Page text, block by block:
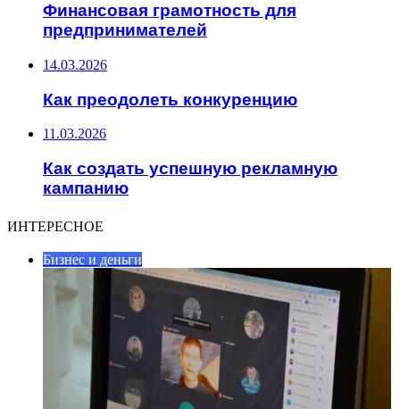
Финансовая грамотность для
предпринимателей
14.03.2026
Как преодолеть конкуренцию
11.03.2026
Как создать успешную рекламную
кампанию
ИНТЕРЕСНОЕ
Бизнес и деньги